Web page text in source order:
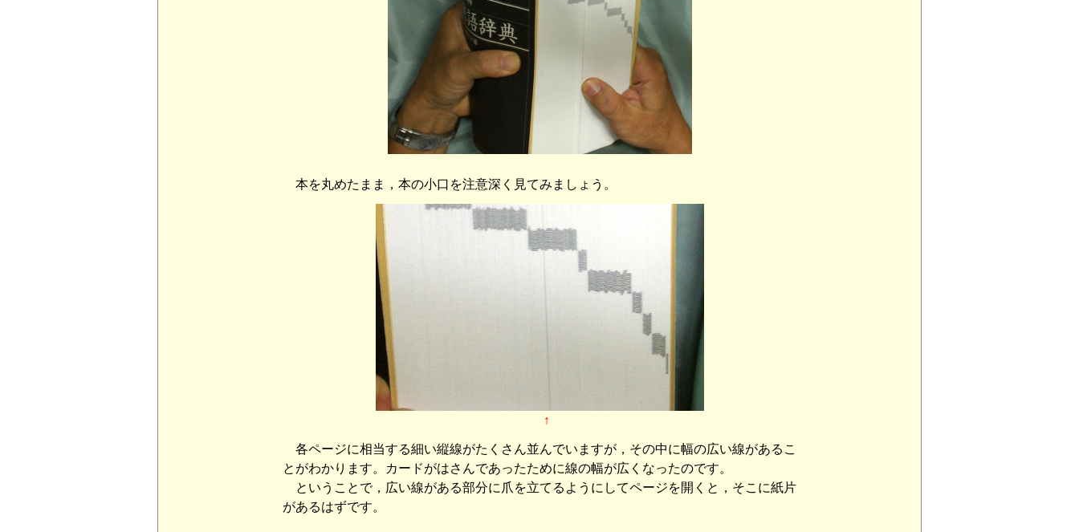
本を丸めたまま，本の小口を注意深く見てみましょう。
↑
各ページに相当する細い縦線がたくさん並んでいますが，その中に幅の広い線があるこ
とがわかります。カードがはさんであったために線の幅が広くなったのです。
ということで，広い線がある部分に爪を立てるようにしてページを開くと，そこに紙片
があるはずです。